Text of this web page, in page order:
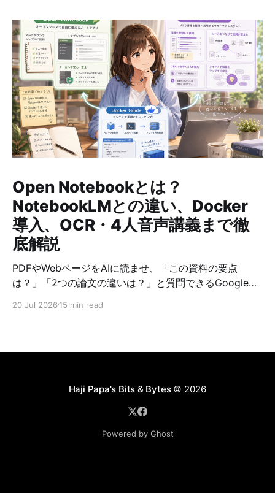
Open Notebookとは？
NotebookLMとの違い、Docker
導入、OCR・4人音声講義まで徹
底解説
PDFやWebページをAIに読ませ、「この資料の要点
は？」「2つの論文の違いは？」と質問できるGoogleの
た。 一方で、使うAIモデルを選びたい、資料を自分の
オープンソースのOpen Notebookです。 Open
要約・検索・チャット・ノート作成・音声解説を行える
Googleだけでなく、OllamaなどのローカルLLM、
ElevenLabsなどの音声サービスも組み合わせられます。
20 Jul 2026 15 min read
Haji Papa's Bits & Bytes© 2026
Powered by Ghost